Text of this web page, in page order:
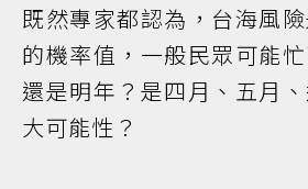
既然專家都認為，台海風
的機率值，一般民眾可能
還是明年？是四月、五月
大可能性？